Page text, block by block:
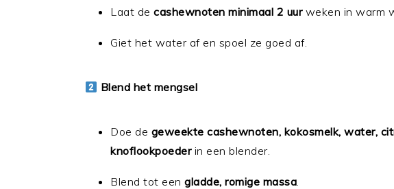
Laat de cashewnoten minimaal 2 uurweken in warm
Giet het water af en spoel ze goed af.
Blend het mengsel
Doe de geweekte cashewnoten, kokosmelk, water,
knoflookpoederin een blender.
Blend tot een gladde, romige massa.